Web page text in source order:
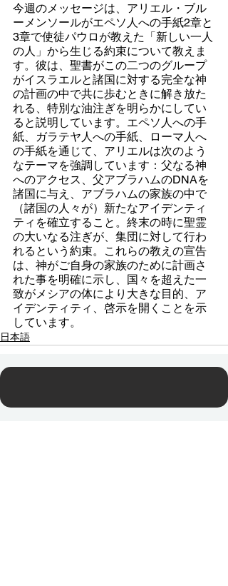
今週のメッセージは、アリエル・ブル
ーメンソールがエペソ人への手紙2章と
3章で使徒パウロが教えた「新しい一人
の人」から生じる約束について教えま
す。彼は、聖書がこの二つのグループ
がイスラエルと諸国に対する完全な神
の計画の中で共に歩むときに解き放た
れる、特別な油注ぎを明らかにしてい
ると説明しています。エペソ人への手
紙、ガラテヤ人への手紙、ローマ人へ
の手紙を通じて、アリエルは次のよう
なテーマを強調しています：父なる神
へのアクセス、父アブラハムのDNAを
諸国に与え、アブラハムの家族の中で
（諸国の人々が）新たなアイデンティ
ティを確立すること。終末の時に聖霊
の大いなる注ぎが、集団に対して行わ
れるという約束。これらの教えの宣告
は、神がご自身の家族のために計画さ
れた事を明確に示し、国々を超えた一
致がメシアの体により大きな目的、ア
イデンティティ、啓示を開くことを示
しています。
日本語